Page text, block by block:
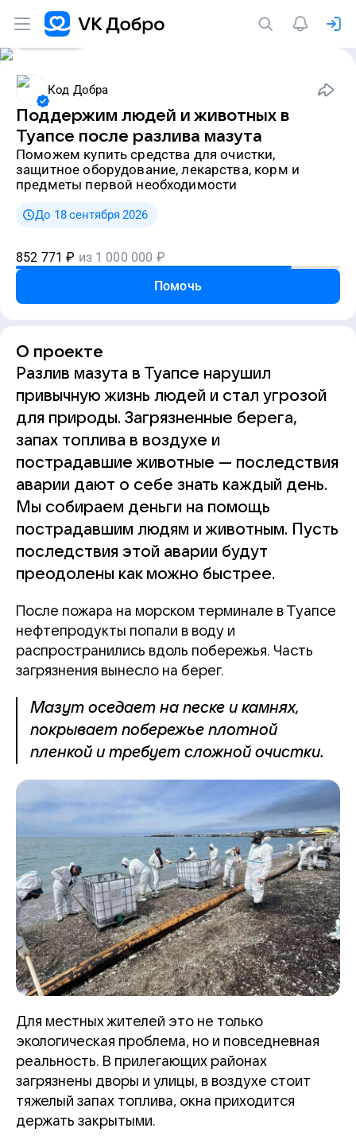
Cрочно
Код Добра
Поддержим людей и животных в
Туапсе после разлива мазута
Поможем купить средства для очистки,
защитное оборудование, лекарства, корм и
предметы первой необходимости
До 18 сентября 2026
852 771 ₽ из 1 000 000 ₽
Помочь
О проекте
Разлив мазута в Туапсе нарушил
привычную жизнь людей и стал угрозой
для природы. Загрязненные берега,
запах топлива в воздухе и
пострадавшие животные — последствия
аварии дают о себе знать каждый день.
Мы собираем деньги на помощь
пострадавшим людям и животным. Пусть
последствия этой аварии будут
преодолены как можно быстрее.
После пожара на морском терминале в Туапсе
нефтепродукты попали в воду и
распространились вдоль побережья. Часть
загрязнения вынесло на берег.
Мазут оседает на песке и камнях,
покрывает побережье плотной
пленкой и требует сложной очистки.
Для местных жителей это не только
экологическая проблема, но и повседневная
реальность. В прилегающих районах
загрязнены дворы и улицы, в воздухе стоит
тяжелый запах топлива, окна приходится
держать закрытыми.